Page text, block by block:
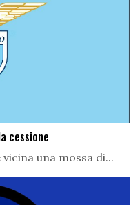
cessione
una mossa di...